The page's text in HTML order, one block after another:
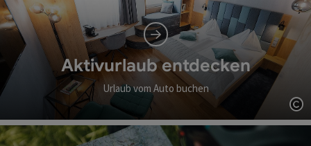
Aktivurlaub entdecken
Urlaub vom Auto buchen